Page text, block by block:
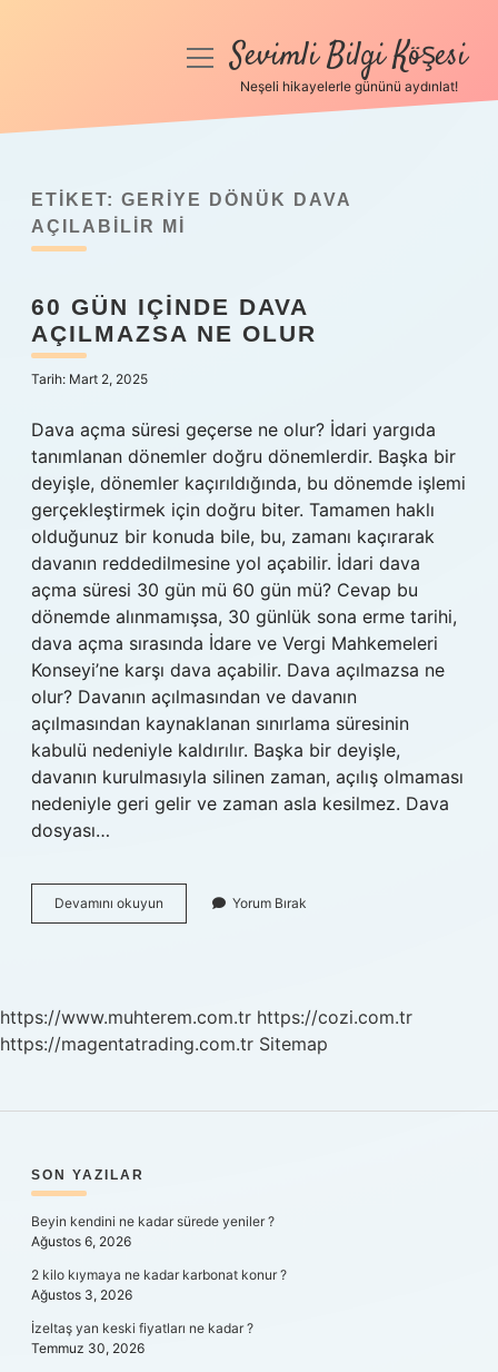
Anasayfa
Yasal Uyarı
menüyüSevimli Bilgi Köşesi
Neşeli hikayelerle gününü aydınlat!
ETIKET: GERIYE DÖNÜK DAVA
AÇILABILIR MI
60 GÜN IÇINDE DAVA
AÇILMAZSA NE OLUR
Tarih: Mart 2, 2025
Dava açma süresi geçerse ne olur? İdari yargıda
tanımlanan dönemler doğru dönemlerdir. Başka bir
deyişle, dönemler kaçırıldığında, bu dönemde işlemi
gerçekleştirmek için doğru biter. Tamamen haklı
olduğunuz bir konuda bile, bu, zamanı kaçırarak
davanın reddedilmesine yol açabilir. İdari dava
açma süresi 30 gün mü 60 gün mü? Cevap bu
dönemde alınmamışsa, 30 günlük sona erme tarihi,
dava açma sırasında İdare ve Vergi Mahkemeleri
Konseyi’ne karşı dava açabilir. Dava açılmazsa ne
olur? Davanın açılmasından ve davanın
açılmasından kaynaklanan sınırlama süresinin
kabulü nedeniyle kaldırılır. Başka bir deyişle,
davanın kurulmasıyla silinen zaman, açılış olmaması
nedeniyle geri gelir ve zaman asla kesilmez. Dava
dosyası…
Devamını okuyun
Gün
Olur
Yorum Bırak
https://www.muhterem.com.tr https://cozi.com.tr
https://magentatrading.com.tr Sitemap
SIDEBAR
SON YAZILAR
Beyin kendini ne kadar sürede yeniler ?
Ağustos 6, 2026
2 kilo kıymaya ne kadar karbonat konur ?
Ağustos 3, 2026
İzeltaş yan keski fiyatları ne kadar ?
Temmuz 30, 2026